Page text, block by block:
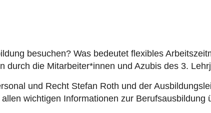
besuchen? Was bedeutet flexibles
die Mitarbeiter*innen und Azubis des 3.
und Recht Stefan Roth und der
wichtigen Informationen zur Berufsausbildung